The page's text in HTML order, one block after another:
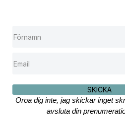
SKICKA
Oroa dig inte, jag skickar inget
avsluta din